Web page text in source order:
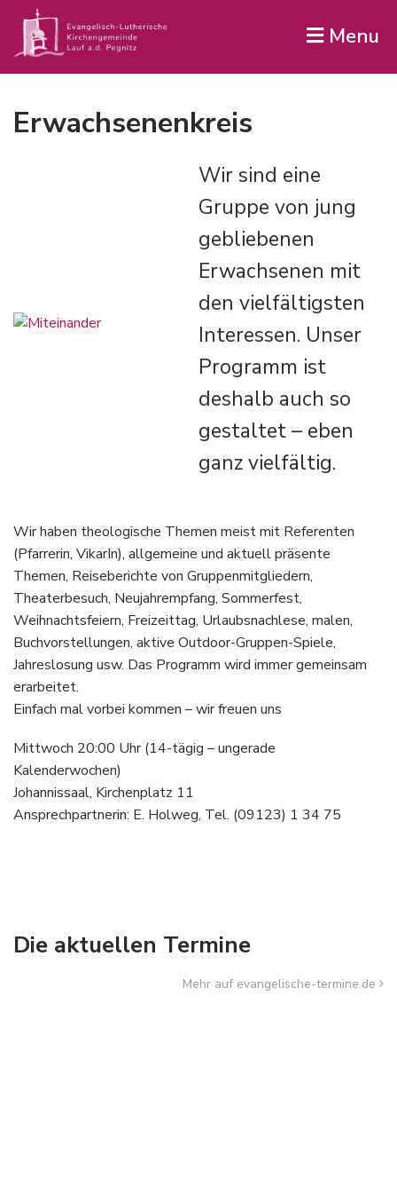
Menu
Erwachsenenkreis
Wir sind eine
Gruppe von jung
gebliebenen
Erwachsenen mit
den vielfältigsten
Interessen. Unser
Programm ist
deshalb auch so
gestaltet – eben
ganz vielfältig.
Wir haben theologische Themen meist mit Referenten
(Pfarrerin, VikarIn), allgemeine und aktuell präsente
Themen, Reiseberichte von Gruppenmitgliedern,
Theaterbesuch, Neujahrempfang, Sommerfest,
Weihnachtsfeiern, Freizeittag, Urlaubsnachlese, malen,
Buchvorstellungen, aktive Outdoor-Gruppen-Spiele,
Jahreslosung usw. Das Programm wird immer gemeinsam
erarbeitet.
Einfach mal vorbei kommen – wir freuen uns
Mittwoch 20:00 Uhr (14-tägig – ungerade
Kalenderwochen)
Johannissaal, Kirchenplatz 11
Ansprechpartnerin: E. Holweg, Tel. (09123) 1 34 75
Die aktuellen Termine
Mehr auf evangelische-termine.de